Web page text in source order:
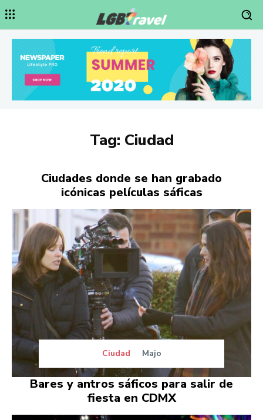
Tag: Ciudad
Ciudades donde se han grabado
icónicas películas sáficas
Ciudad Majo
Bares y antros sáficos para salir de
fiesta en CDMX